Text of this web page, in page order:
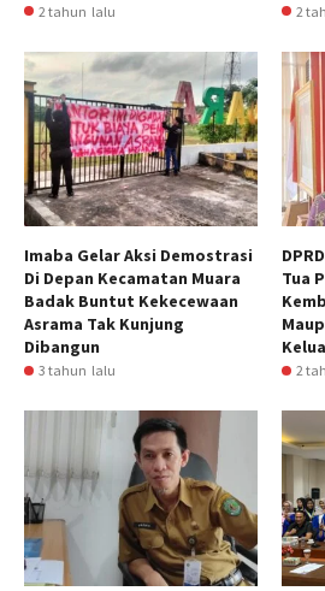
2 tahun lalu 2
Imaba Gelar Aksi Demostrasi
Di Depan Kecamatan Muara
Badak Buntut Kekecewaan
Asrama Tak Kunjung
Dibangun
3 tahun lalu
Tua
2